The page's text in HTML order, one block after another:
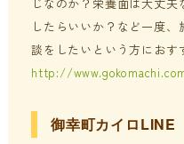
したらいいか？など一度
談をしたいという方におす
http://
御幸町カイロLINE